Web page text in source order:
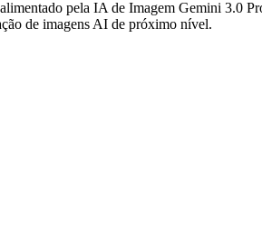
pela IA de Imagem Gemini 3.0
de imagens AI de próximo nível.